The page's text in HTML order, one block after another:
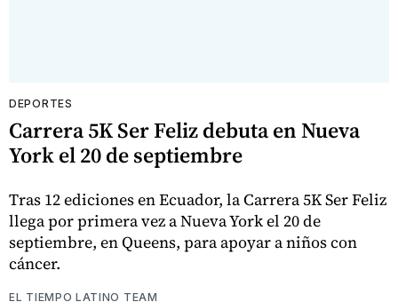
DEPORTES
Carrera 5K Ser Feliz debuta en Nueva
York el 20 de septiembre
Tras 12 ediciones en Ecuador, la Carrera 5K Ser Feliz
llega por primera vez a Nueva York el 20 de
septiembre, en Queens, para apoyar a niños con
cáncer.
EL TIEMPO LATINO TEAM